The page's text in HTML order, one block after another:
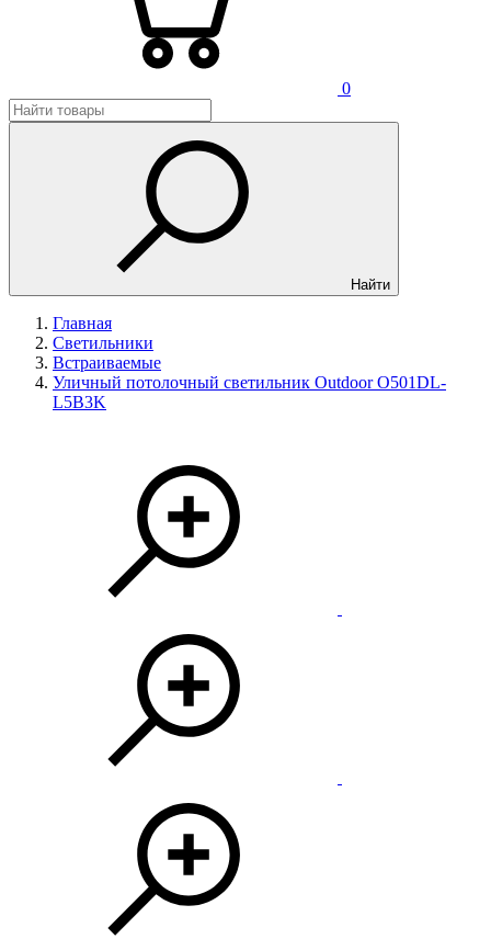
0
Найти
Главная
Светильники
Встраиваемые
Уличный потолочный светильник Outdoor O501DL-
L5B3K